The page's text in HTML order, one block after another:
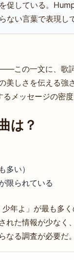
促している。
ない言葉で表現し
この一文に、歌
美しさを伝える強
メッセージの密
は？
多い）
限られている
年よ」が最も多
れた情報が少なく
なる調査が必要だ